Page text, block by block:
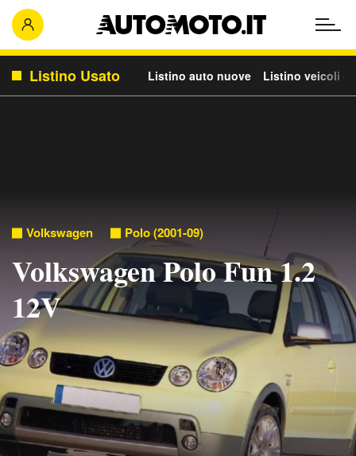
Listino Usato Listino auto nuove Listino veicoli
Volkswagen Polo (2001-09)
Volkswagen Polo Fun 1.2
12V